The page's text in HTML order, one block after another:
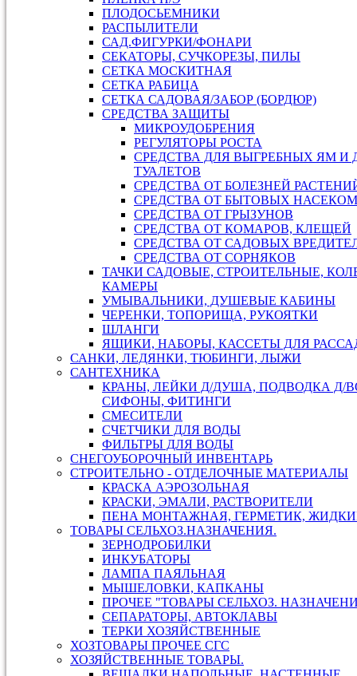
ПЛОДОСЬЕМНИКИ
РАСПЫЛИТЕЛИ
САД.ФИГУРКИ/ФОНАРИ
СЕКАТОРЫ, СУЧКОРЕЗЫ, ПИЛЫ
СЕТКА МОСКИТНАЯ
СЕТКА РАБИЦА
СЕТКА САДОВАЯ/ЗАБОР (БОРДЮР)
СРЕДСТВА ЗАЩИТЫ
МИКРОУДОБРЕНИЯ
РЕГУЛЯТОРЫ РОСТА
СРЕДСТВА ДЛЯ ВЫГРЕБНЫХ ЯМ И
ТУАЛЕТОВ
СРЕДСТВА ОТ БОЛЕЗНЕЙ
СРЕДСТВА ОТ БЫТОВЫХ
СРЕДСТВА ОТ ГРЫЗУНОВ
СРЕДСТВА ОТ КОМАРОВ, КЛЕЩЕЙ
СРЕДСТВА ОТ САДОВЫХ
СРЕДСТВА ОТ СОРНЯКОВ
ТАЧКИ САДОВЫЕ, СТРОИТЕЛЬНЫЕ,
КАМЕРЫ
УМЫВАЛЬНИКИ, ДУШЕВЫЕ КАБИНЫ
ЧЕРЕНКИ, ТОПОРИЩА, РУКОЯТКИ
ШЛАНГИ
ЯЩИКИ, НАБОРЫ, КАССЕТЫ ДЛЯ
САНКИ, ЛЕДЯНКИ, ТЮБИНГИ, ЛЫЖИ
САНТЕХНИКА
КРАНЫ, ЛЕЙКИ Д/ДУША, ПОДВОДКА Д/
СИФОНЫ, ФИТИНГИ
СМЕСИТЕЛИ
СЧЕТЧИКИ ДЛЯ ВОДЫ
ФИЛЬТРЫ ДЛЯ ВОДЫ
СНЕГОУБОРОЧНЫЙ ИНВЕНТАРЬ
СТРОИТЕЛЬНО - ОТДЕЛОЧНЫЕ МАТЕРИАЛЫ
КРАСКА АЭРОЗОЛЬНАЯ
КРАСКИ, ЭМАЛИ, РАСТВОРИТЕЛИ
ПЕНА МОНТАЖНАЯ, ГЕРМЕТИК,
ТОВАРЫ СЕЛЬХОЗ.НАЗНАЧЕНИЯ.
ЗЕРНОДРОБИЛКИ
ИНКУБАТОРЫ
ЛАМПА ПАЯЛЬНАЯ
МЫШЕЛОВКИ, КАПКАНЫ
ПРОЧЕЕ "ТОВАРЫ СЕЛЬХОЗ.
СЕПАРАТОРЫ, АВТОКЛАВЫ
ТЕРКИ ХОЗЯЙСТВЕННЫЕ
ХОЗТОВАРЫ ПРОЧЕЕ СГС
ХОЗЯЙСТВЕННЫЕ ТОВАРЫ.